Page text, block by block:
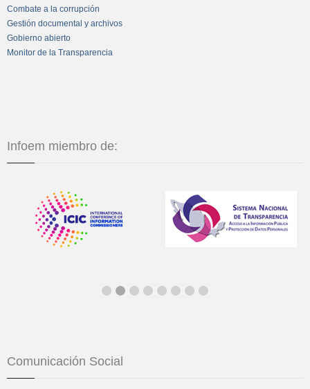
Combate a la corrupción
Gestión documental y archivos
Gobierno abierto
Monitor de la Transparencia
Infoem miembro de:
Comunicación Social